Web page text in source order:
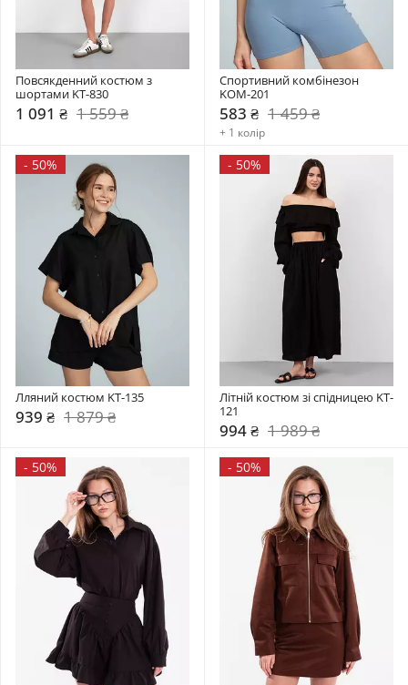
Повсякденний костюм з
шортами KT-830
1 091 ₴ 1 559 ₴
Спортивний комбінезон
KOM-201
583 ₴ 1 459 ₴
+ 1 колір
- 50%
Лляний костюм KT-135
939 ₴ 1 879 ₴
- 50%
Літній костюм зі спідницею KT-
121
994 ₴ 1 989 ₴
- 50% - 50%